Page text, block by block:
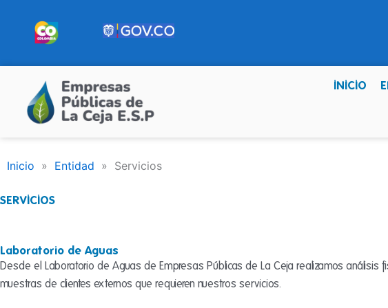
contenido
INICIO
Inicio » Entidad » Servicios
SERVICIOS
Laboratorio de Aguas
Desde el Laboratorio de Aguas de Empresas Públicas de La Ceja realizamos análisis
muestras de clientes externos que requieren nuestros servicios.